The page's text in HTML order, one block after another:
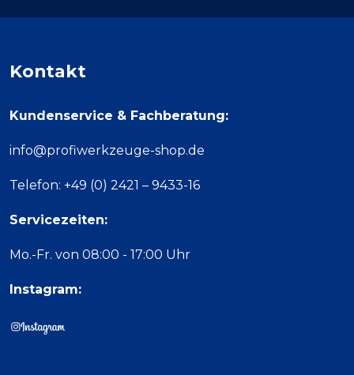
Kontakt
Kundenservice & Fachberatung:
info@profiwerkzeuge-shop.de
Telefon: +49 (0) 2421 – 9433-16
Servicezeiten:
Mo.-Fr. von 08:00 - 17:00 Uhr
Instagram: